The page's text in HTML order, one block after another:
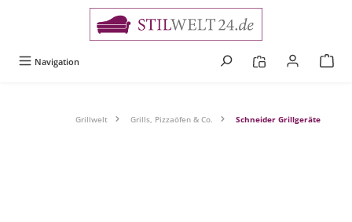
Navigation
Grillwelt Grills, Pizzaöfen & Co. Schneider Grillgeräte